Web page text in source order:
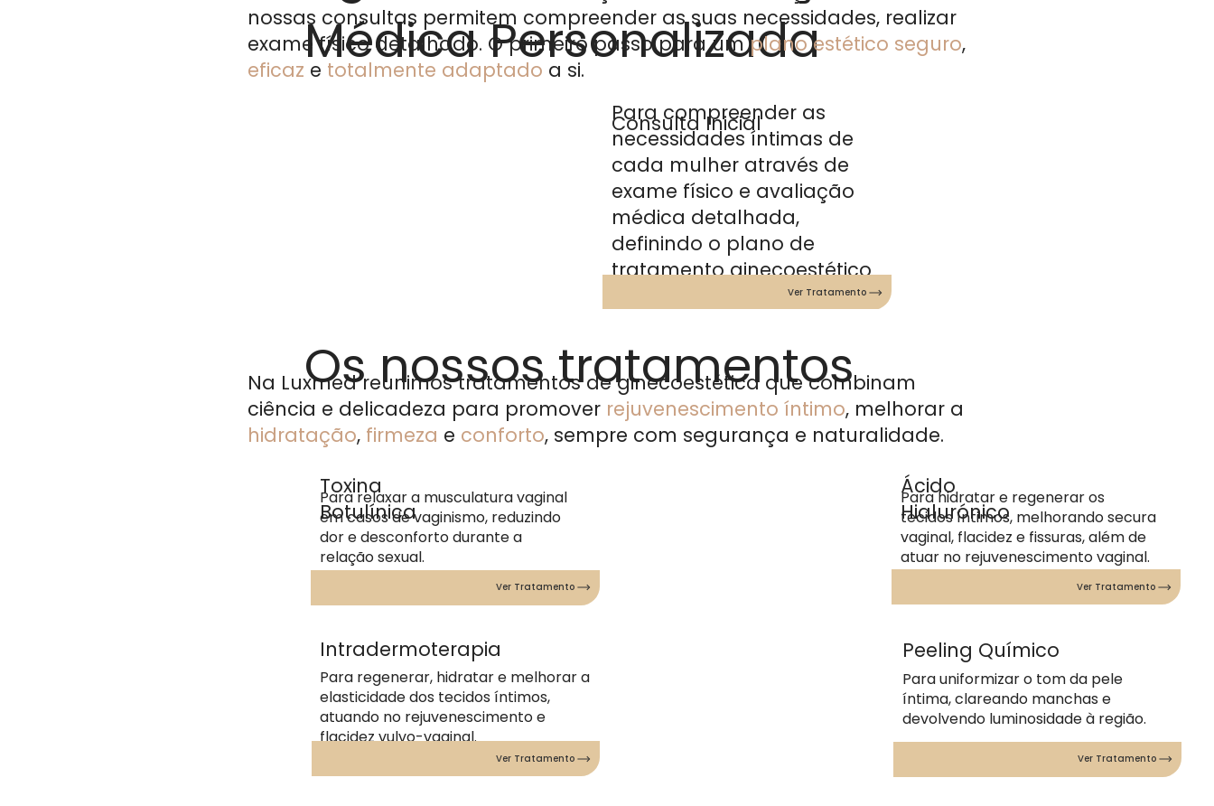
Médica Personalizada
nossas consultas permitem compreender as suas necessidades, realizar
exame físico detalhado. O primeiro passo para umplano estético seguro,
eficaz e totalmente adaptado a si.
Consulta Inicial
Para compreender as
necessidades íntimas de
cada mulher através de
exame físico e avaliação
médica detalhada,
definindo o plano de
tratamento ginecoestético
Ver Tratamento
Toxina
Botulínica
Para relaxar a musculatura vaginal
em casos de vaginismo, reduzindo
dor e desconforto durante a
relação sexual.
Ver Tratamento
Intradermoterapia
Para regenerar, hidratar e melhorar a
elasticidade dos tecidos íntimos,
atuando no rejuvenescimento e
flacidez vulvo-vaginal.
Ver Tratamento
Na Luxmed reunimos tratamentos de ginecoestética que combinam
ciência e delicadeza para promover rejuvenescimento íntimo, melhorar a
hidratação, firmeza e conforto, sempre com segurança e naturalidade.
Os nossos tratamentos
Ácido
Hialurónico
Para hidratar e regenerar os
tecidos íntimos, melhorando secura
vaginal, flacidez e fissuras, além de
atuar no rejuvenescimento vaginal.
Ver Tratamento
Peeling Químico
Para uniformizar o tom da pele
íntima, clareando manchas e
devolvendo luminosidade à região.
Ver Tratamento